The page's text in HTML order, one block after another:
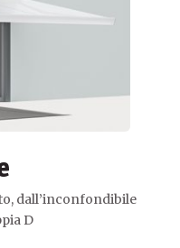
dall’inconfondibile
D